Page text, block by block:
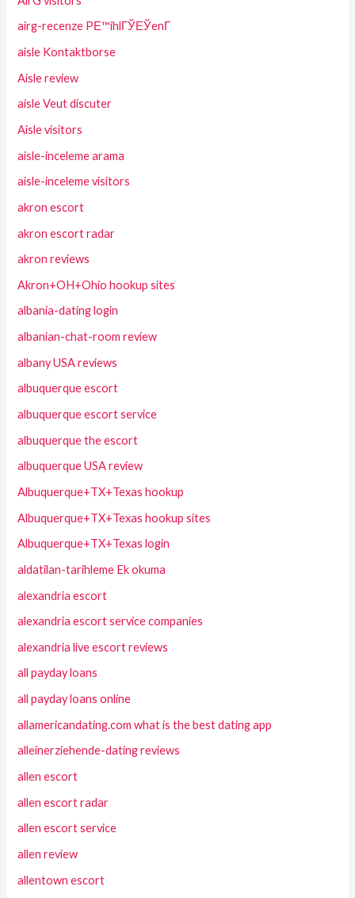
airg-recenze PЕ™ihlГЎЕЎenГ­
aisle Kontaktborse
Aisle review
aisle Veut discuter
Aisle visitors
aisle-inceleme arama
aisle-inceleme visitors
akron escort
akron escort radar
akron reviews
Akron+OH+Ohio hookup sites
albania-dating login
albanian-chat-room review
albany USA reviews
albuquerque escort
albuquerque escort service
albuquerque the escort
albuquerque USA review
Albuquerque+TX+Texas hookup
Albuquerque+TX+Texas hookup sites
Albuquerque+TX+Texas login
aldatilan-tarihleme Ek okuma
alexandria escort
alexandria escort service companies
alexandria live escort reviews
all payday loans
all payday loans online
allamericandating.com what is the best dating app
alleinerziehende-dating reviews
allen escort
allen escort radar
allen escort service
allen review
allentown escort